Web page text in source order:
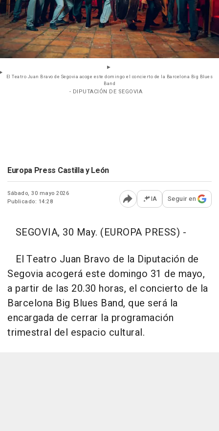
El Teatro Juan Bravo de Segovia acoge este domingo el concierto de la Barcelona Big Blues
Band
- DIPUTACIÓN DE SEGOVIA
Europa Press Castilla y León
Sábado, 30 mayo 2026
Publicado: 14:28
Abrir opciones para
IA Seguir en
SEGOVIA, 30 May. (EUROPA PRESS) -
El Teatro Juan Bravo de la Diputación de
Segovia acogerá este domingo 31 de mayo,
a partir de las 20.30 horas, el concierto de la
Barcelona Big Blues Band, que será la
encargada de cerrar la programación
trimestral del espacio cultural.